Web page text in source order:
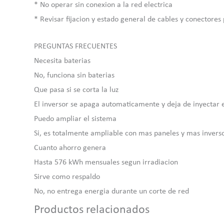
* No operar sin conexion a la red electrica
* Revisar fijacion y estado general de cables y
PREGUNTAS FRECUENTES
Necesita baterias
No, funciona sin baterias
Que pasa si se corta la luz
El inversor se apaga automaticamente y deja de inyectar
Puedo ampliar el sistema
Si, es totalmente ampliable con mas paneles y mas
Cuanto ahorro genera
Hasta 576 kWh mensuales segun irradiacion
Sirve como respaldo
No, no entrega energia durante un corte de red
Productos relacionados